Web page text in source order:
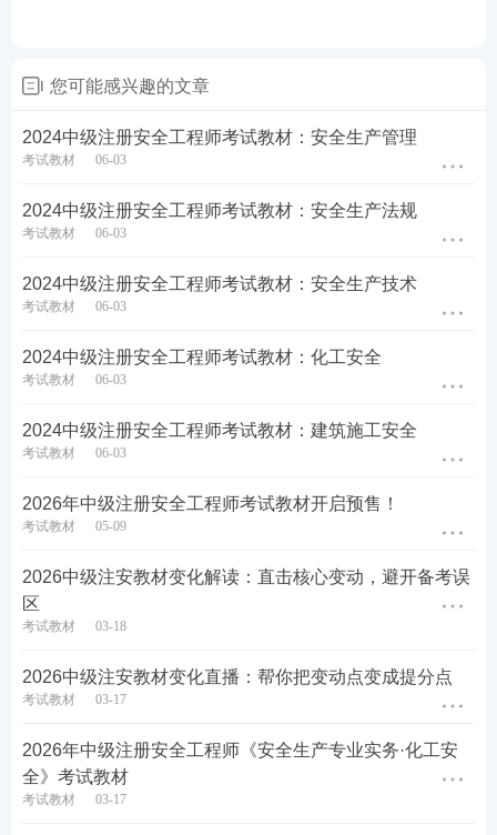
2026年注安考试，既是挑战也是机遇。教材变动大，
意味着所有考生几乎回到同一起跑线——早点掌握新
考点的人，就能占据主动。
不要再抱有“用旧教材凑合学”的侥幸心理。从现在
起，用26版新教材，紧跟大咖老师解读，扎实过一遍
变动内容，今年通关的希望就在眼前。
您可能感兴趣的文章
2024中级注册安全工程师考试教材：安全生产管理
考试教材 06-03
2024中级注册安全工程师考试教材：安全生产法规
考试教材 06-03
2024中级注册安全工程师考试教材：安全生产技术
考试教材 06-03
2024中级注册安全工程师考试教材：化工安全
考试教材 06-03
2024中级注册安全工程师考试教材：建筑施工安全
考试教材 06-03
2026年中级注册安全工程师考试教材开启预售！
考试教材 05-09
2026中级注安教材变化解读：直击核心变动，避开备考误
区
考试教材 03-18
2026中级注安教材变化直播：帮你把变动点变成提分点
考试教材 03-17
2026年中级注册安全工程师《安全生产专业实务·化工安
全》考试教材
考试教材 03-17